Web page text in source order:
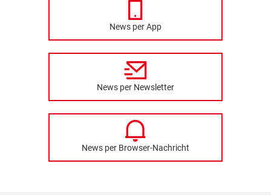
News per App
News per Newsletter
News per Browser-Nachricht